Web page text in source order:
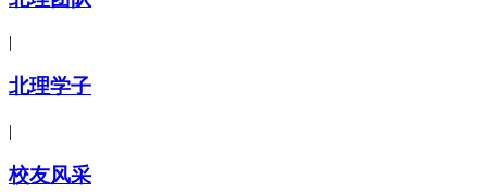
|
北理学子
|
校友风采